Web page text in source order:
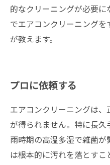
的なクリーニングが必要
でエアコンクリーニング
が教えます。
プロに依頼する
エアコンクリーニングは
が得られません。特に長
雨時期の高温多湿で雑菌
は根本的に汚れを落とす